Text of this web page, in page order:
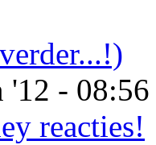
'12 - 08:56
reacties!